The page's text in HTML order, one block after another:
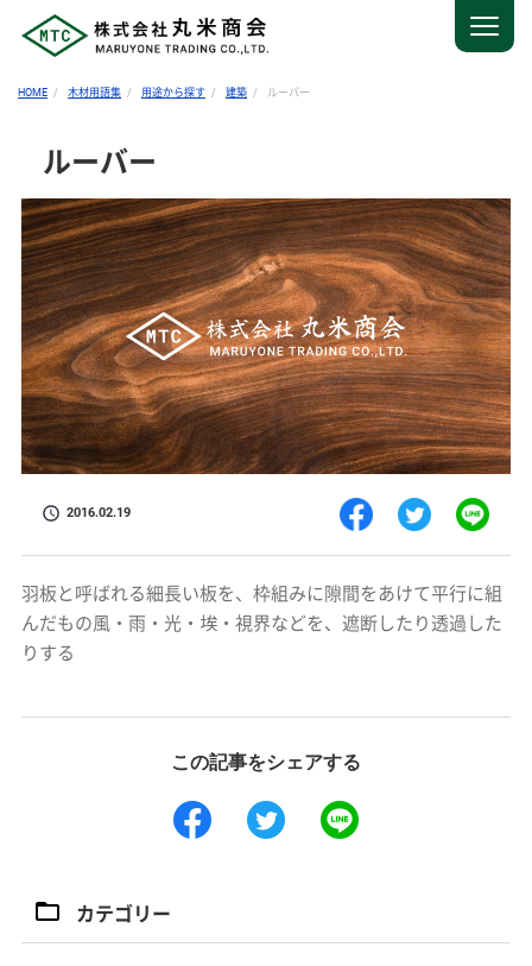
HOME 木材用語集 用途から探す 建築 ルーバー
ルーバー
2016.02.19
羽板と呼ばれる細長い板を、枠組みに隙間をあけて平行に組
んだもの風・雨・光・埃・視界などを、遮断したり透過した
りする
この記事をシェアする
カテゴリー